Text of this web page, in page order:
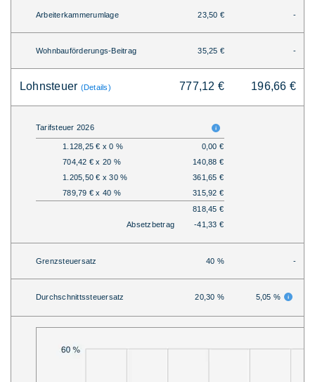
Arbeiterkammerumlage 23,50 € -
Wohnbauförderungs-Beitrag 35,25 € -
Lohnsteuer (Details) 777,12 € 196,66 €
Tarifsteuer 2026
1.128,25 € x 0 %
0,00 €
704,42 € x 20 %
140,88 €
1.205,50 € x 30 %
361,65 €
789,79 € x 40 %
315,92 €
818,45 €
Absetzbetrag
-41,33 €
Grenzsteuersatz 40 % -
Durchschnittssteuersatz 20,30 % 5,05 %